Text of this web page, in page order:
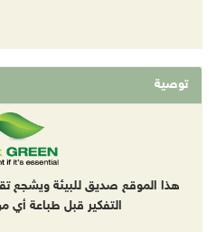
توصية
هذا الموقع صديق للبيئة ويشجع
التفكير قبل طباعة أي